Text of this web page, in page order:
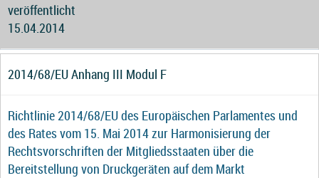
veröffentlicht
15.04.2014
2014/68/EU Anhang III Modul F
Richtlinie 2014/68/EU des Europäischen Parlamentes und
des Rates vom 15. Mai 2014 zur Harmonisierung der
Rechtsvorschriften der Mitgliedsstaaten über die
Bereitstellung von Druckgeräten auf dem Markt